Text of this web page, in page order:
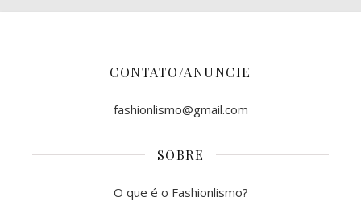
CONTATO/ANUNCIE
fashionlismo@gmail.com
SOBRE
O que é o Fashionlismo?